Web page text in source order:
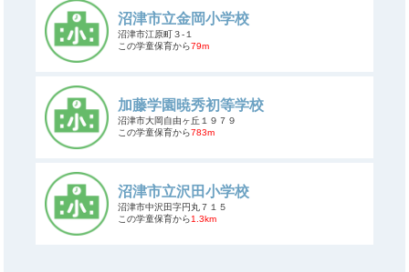
沼津市立金岡小学校
沼津市江原町３-１
この学童保育から79m
加藤学園暁秀初等学校
沼津市大岡自由ヶ丘１９７９
この学童保育から783m
沼津市立沢田小学校
沼津市中沢田字円丸７１５
この学童保育から1.3km